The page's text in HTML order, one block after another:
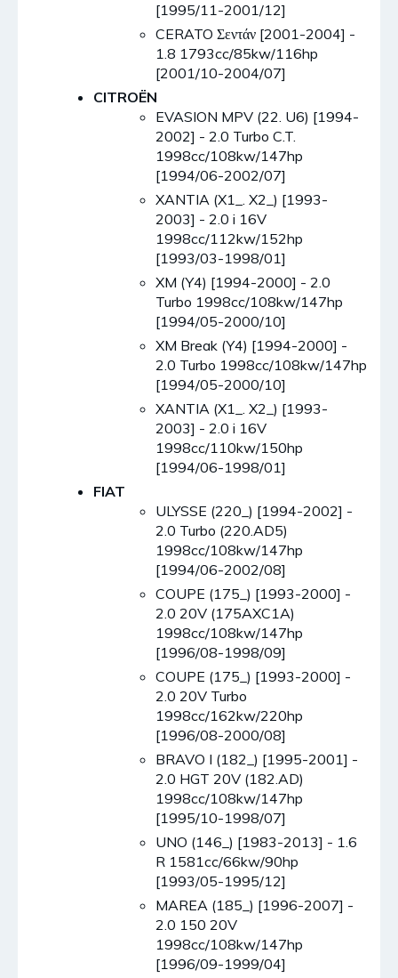
[1995/11-2001/12]
CERATO Σεντάν [2001-2004] -
1.8 1793cc/85kw/116hp
[2001/10-2004/07]
CITROËN
EVASION MPV (22. U6) [1994-
2002] - 2.0 Turbo C.T.
1998cc/108kw/147hp
[1994/06-2002/07]
XANTIA (X1_. X2_) [1993-
2003] - 2.0 i 16V
1998cc/112kw/152hp
[1993/03-1998/01]
XM (Y4) [1994-2000] - 2.0
Turbo 1998cc/108kw/147hp
[1994/05-2000/10]
XM Break (Y4) [1994-2000] -
2.0 Turbo 1998cc/108kw/147hp
[1994/05-2000/10]
XANTIA (X1_. X2_) [1993-
2003] - 2.0 i 16V
1998cc/110kw/150hp
[1994/06-1998/01]
FIAT
ULYSSE (220_) [1994-2002] -
2.0 Turbo (220.AD5)
1998cc/108kw/147hp
[1994/06-2002/08]
COUPE (175_) [1993-2000] -
2.0 20V (175AXC1A)
1998cc/108kw/147hp
[1996/08-1998/09]
COUPE (175_) [1993-2000] -
2.0 20V Turbo
1998cc/162kw/220hp
[1996/08-2000/08]
BRAVO I (182_) [1995-2001] -
2.0 HGT 20V (182.AD)
1998cc/108kw/147hp
[1995/10-1998/07]
UNO (146_) [1983-2013] - 1.6
R 1581cc/66kw/90hp
[1993/05-1995/12]
MAREA (185_) [1996-2007] -
2.0 150 20V
1998cc/108kw/147hp
[1996/09-1999/04]